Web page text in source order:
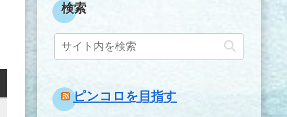
検索
ピンコロを目指す